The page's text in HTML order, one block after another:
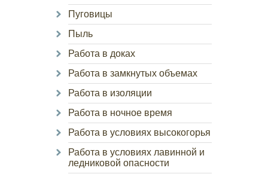
Пуговицы
Пыль
Работа в доках
Работа в замкнутых объемах
Работа в изоляции
Работа в ночное время
Работа в условиях высокогорья
Работа в условиях лавинной и
ледниковой опасности